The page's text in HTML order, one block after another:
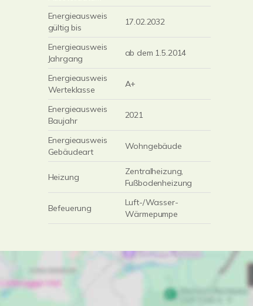
Energieausweis
gültig bis
17.02.2032
Energieausweis
Jahrgang
ab dem 1.5.2014
Energieausweis
Werteklasse
A+
Energieausweis
Baujahr
2021
Energieausweis
Gebäudeart
Wohngebäude
Heizung
Zentralheizung,
Fußbodenheizung
Befeuerung
Luft-/Wasser-
Wärmepumpe